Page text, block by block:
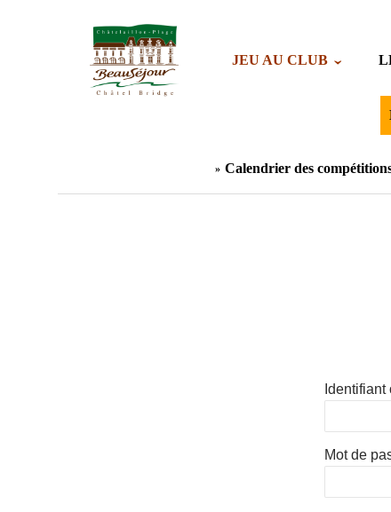
JEU AU CLUB
Calendrier des
Identifiant
Mot de